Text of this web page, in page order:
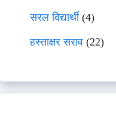
सरल विद्यार्थी(4)
हस्ताक्षर सराव (22)